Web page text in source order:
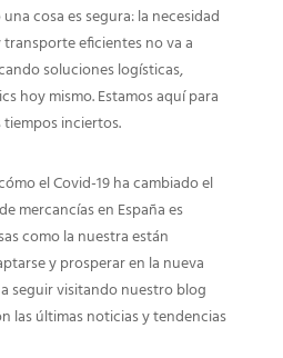
cosa es segura: la necesidad
eficientes no va a
soluciones logísticas,
hoy mismo. Estamos aquí para
inciertos.
el Covid-19 ha cambiado el
mercancías en España es
como la nuestra están
y prosperar en la nueva
seguir visitando nuestro blog
las últimas noticias y tendencias